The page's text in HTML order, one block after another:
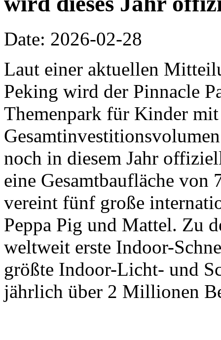
Date: 2026-02-28
Laut einer aktuellen
Peking wird der Pinnacle
Themenpark für Kinder
noch in diesem Jahr
eine Gesamtbaufläche von
vereint fünf große
Peppa Pig und Mattel. Zu
weltweit erste Indoor-
größte Indoor-Licht- und
jährlich über 2 Millionen